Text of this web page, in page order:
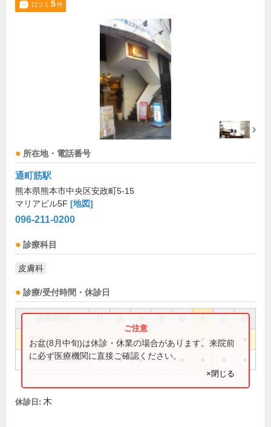
口コミ 5件
所在地・電話番号
通町筋駅
熊本県熊本市中央区安政町5-15
マリアビル5F [地図]
096-211-0200
診療科目
皮膚科
診療/受付時間・休診日
祝
9:30～13:00 ● ● ● ● ●
15:00～18:00 ● ● ●
お盆(8月中旬)は休診・休業の場合があります。来院前
に必ず医療機関に直接ご確認ください。
×閉じる
休診日: 木